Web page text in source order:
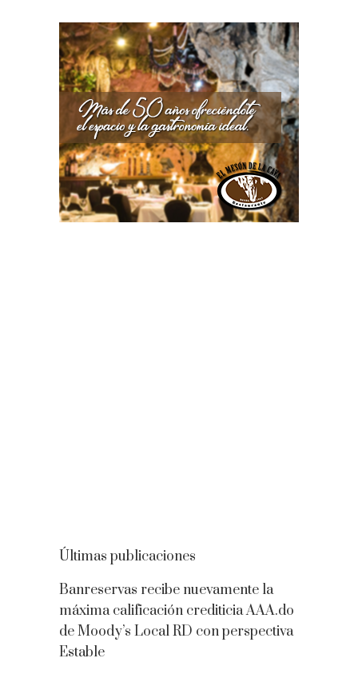
Últimas publicaciones
Banreservas recibe nuevamente la
máxima calificación crediticia AAA.do
de Moody’s Local RD con perspectiva
Estable